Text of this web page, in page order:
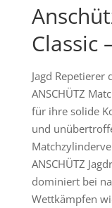
Classic
Jagd Repetierer
ANSCHÜTZ
für ihre solide
und
ANSCHÜTZ
dominiert bei
Wettkämpfen